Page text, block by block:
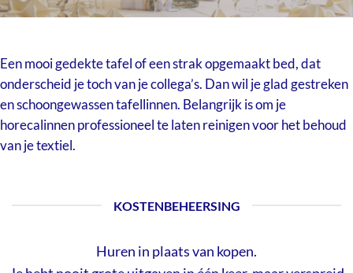
Een mooi gedekte tafel of een strak opgemaakt bed, dat
onderscheid je toch van je collega’s. Dan wil je glad gestreken
en schoongewassen tafellinnen. Belangrijk is om je
horecalinnen professioneel te laten reinigen voor het behoud
van je textiel.
KOSTENBEHEERSING
Huren in plaats van kopen.